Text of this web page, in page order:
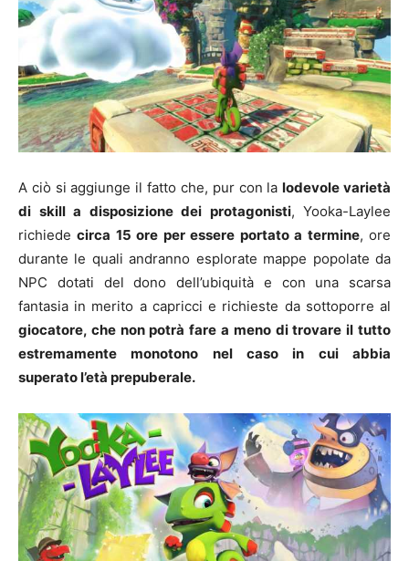
A ciò si aggiunge il fatto che, pur con lalodevole varietà
di skill a disposizione dei protagonisti, Yooka-Laylee
richiedecirca 15 ore per essere portato a termine, ore
durante le quali andranno esplorate mappe popolate da
NPC dotati del dono dell’ubiquità e con una scarsa
fantasia in merito a capricci e richieste da sottoporre al
giocatore, che non potrà fare a meno di trovare il tutto
estremamente monotono nel caso in cui abbia
superato l’età prepuberale.